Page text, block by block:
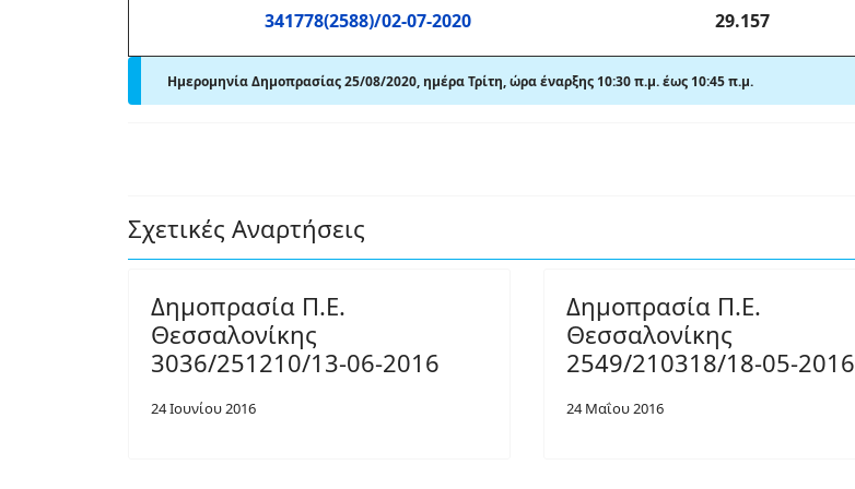
341778(2588)/02-07-2020 29.157
Ημερομηνία Δημοπρασίας 25/08/2020, ημέρα Τρίτη,ώρα έναρξης 10:30 π.μ. έως 10:45 π.μ.
Σχετικές Αναρτήσεις
Δημοπρασία Π.Ε.
Θεσσαλονίκης
3036/251210/13-06-2016
24 Ιουνίου 2016
Δημοπρασία Π.Ε.
Θεσσαλονίκης
2549/210318/18-05-2016
24 Μαΐου 2016